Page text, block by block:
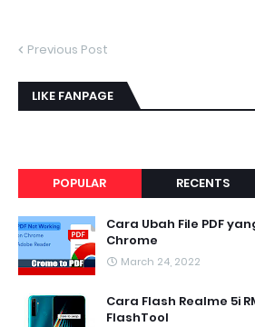
Previous Post
LIKE FANPAGE
POPULAR RECENTS
Cara Ubah File PDF
Chrome
March 24, 2022
Cara Flash Realme 5i
FlashTool